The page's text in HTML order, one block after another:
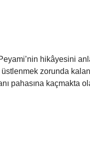
hikâyesini
zorunda
kaçmakta